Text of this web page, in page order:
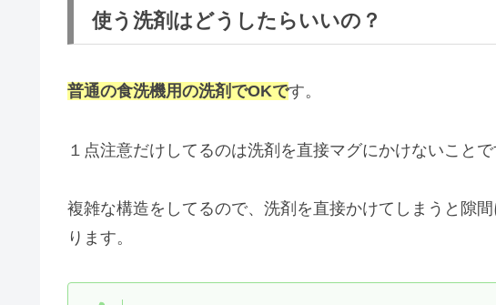
使う洗剤はどうしたらいいの？
普通の食洗機用の洗剤でOKです。
１点注意だけしてるのは洗剤を直接マグにかけないことで
複雑な構造をしてるので、洗剤を直接かけてしまうと隙
ります。